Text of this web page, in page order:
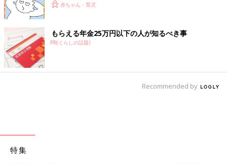
赤ちゃん・育児
もらえる年金25万円以下の人が知るべき事
PR(くらしの話題)
Recommended by
特集